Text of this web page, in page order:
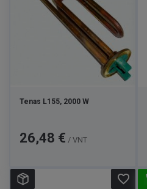
Tenas L155, 2000 W
Kaina
26,48 € / VNT
favorite_border